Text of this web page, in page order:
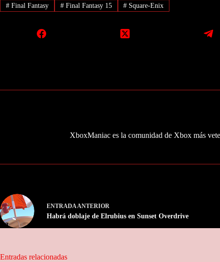
#Final Fantasy #Final Fantasy 15 # Square-Enix
XboxManiac es la comunidad de Xbox más
ENTRADAANTERIOR
Habrá doblaje de Elrubius en Sunset Overdrive
Entradas relacionadas